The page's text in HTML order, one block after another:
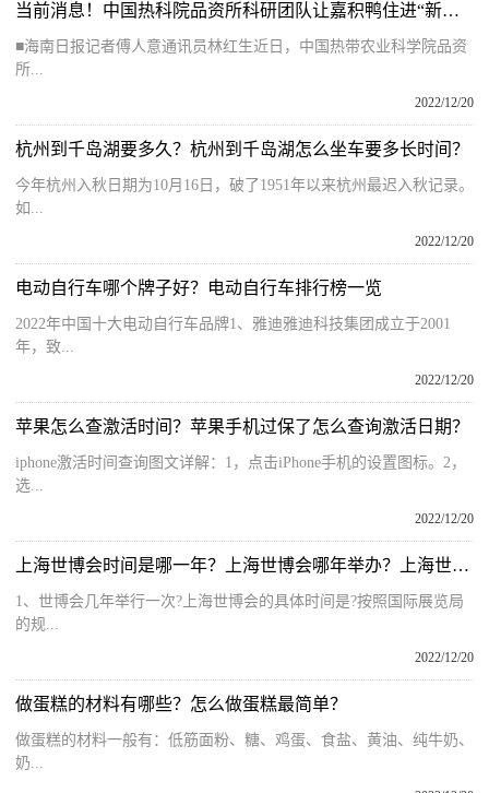
当前消息！中国热科院品资所科研团队让嘉积鸭住进“新套间”
■海南日报记者傅人意通讯员林红生近日，中国热带农业科学院品资
所...
2022/12/20
杭州到千岛湖要多久？杭州到千岛湖怎么坐车要多长时间？
今年杭州入秋日期为10月16日，破了1951年以来杭州最迟入秋记录。
如...
2022/12/20
电动自行车哪个牌子好？电动自行车排行榜一览
2022年中国十大电动自行车品牌1、雅迪雅迪科技集团成立于2001
年，致...
2022/12/20
苹果怎么查激活时间？苹果手机过保了怎么查询激活日期？
iphone激活时间查询图文详解：1，点击iPhone手机的设置图标。2，
选...
2022/12/20
上海世博会时间是哪一年？上海世博会哪年举办？上海世博会召开时间
1、世博会几年举行一次?上海世博会的具体时间是?按照国际展览局
的规...
2022/12/20
做蛋糕的材料有哪些？怎么做蛋糕最简单？
做蛋糕的材料一般有：低筋面粉、糖、鸡蛋、食盐、黄油、纯牛奶、
奶...